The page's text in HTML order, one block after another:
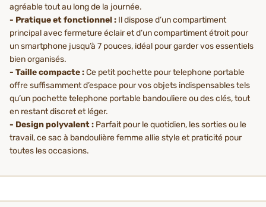
agréable tout au long de la journée.
- Pratique et fonctionnel : Il dispose d’un compartiment
principal avec fermeture éclair et d’un compartiment étroit pour
un smartphone jusqu’à 7 pouces, idéal pour garder vos essentiels
bien organisés.
- Taille compacte :Ce petit pochette pour telephone portable
offre suffisamment d’espace pour vos objets indispensables tels
qu’un pochette telephone portable bandouliere ou des clés, tout
en restant discret et léger.
- Design polyvalent : Parfait pour le quotidien, les sorties ou le
travail, ce sac à bandoulière femme allie style et praticité pour
toutes les occasions.